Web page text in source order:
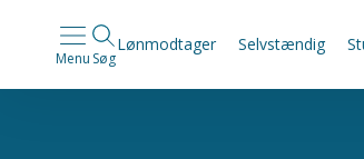
Menu Søg
Lønmodtager Selvstændig